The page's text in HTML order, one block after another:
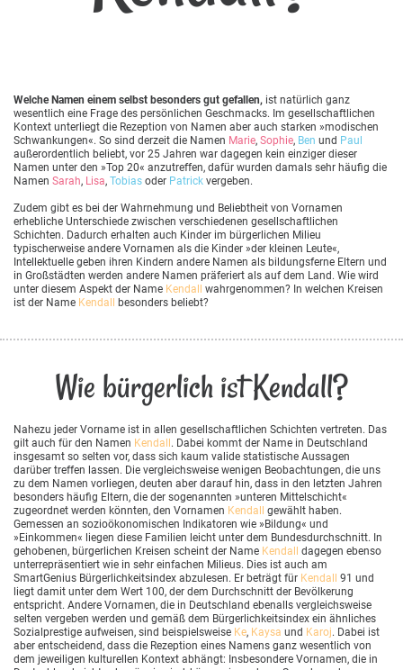
Welche Namen einem selbst besonders gut gefallen, ist natürlich ganz
wesentlich eine Frage des persönlichen Geschmacks. Im gesellschaftlichen
Kontext unterliegt die Rezeption von Namen aber auch starken »modischen
Schwankungen«. So sind derzeit die Namen Marie, Sophie, Ben und Paul
außerordentlich beliebt, vor 25 Jahren war dagegen kein einziger dieser
Namen unter den »Top 20« anzutreffen, dafür wurden damals sehr häufig die
Namen Sarah, Lisa, Tobias oder Patrick vergeben.
Zudem gibt es bei der Wahrnehmung und Beliebtheit von Vornamen
erhebliche Unterschiede zwischen verschiedenen gesellschaftlichen
Schichten. Dadurch erhalten auch Kinder im bürgerlichen Milieu
typischerweise andere Vornamen als die Kinder »der kleinen Leute«,
Intellektuelle geben ihren Kindern andere Namen als bildungsferne Eltern und
in Großstädten werden andere Namen präferiert als auf dem Land. Wie wird
unter diesem Aspekt der Name Kendall wahrgenommen? In welchen Kreisen
ist der Name Kendall besonders beliebt?
Wie bürgerlich ist Kendall?
Nahezu jeder Vorname ist in allen gesellschaftlichen Schichten vertreten. Das
gilt auch für den Namen Kendall . Dabei kommt der Name in Deutschland
insgesamt so selten vor, dass sich kaum valide statistische Aussagen
darüber treffen lassen. Die vergleichsweise wenigen Beobachtungen, die uns
zu dem Namen vorliegen, deuten aber darauf hin, dass in den letzten Jahren
besonders häufig Eltern, die der sogenannten »unteren Mittelschicht«
zugeordnet werden könnten, den Vornamen Kendall
gewählt haben.
Gemessen an sozioökonomischen Indikatoren wie »Bildung« und
»Einkommen« liegen diese Familien leicht unter dem Bundesdurchschnitt. In
gehobenen, bürgerlichen Kreisen scheint der Name Kendall
dagegen ebenso
unterrepräsentiert wie in sehr einfachen Milieus. Dies ist auch am
SmartGenius Bürgerlichkeitsindex abzulesen. Er beträgt für Kendall
91 und
liegt damit unter dem Wert 100, der dem Durchschnitt der Bevölkerung
entspricht. Andere Vornamen, die in Deutschland ebenalls vergleichsweise
selten vergeben werden und gemäß dem Bürgerlichkeitsindex ein ähnliches
Sozialprestige aufweisen, sind beispielsweise Ke, Kaysa und Karoj. Dabei ist
aber entscheidend, dass die Rezeption eines Namens ganz wesentlich von
dem jeweiligen kulturellen Kontext abhängt: Insbesondere Vornamen, die in